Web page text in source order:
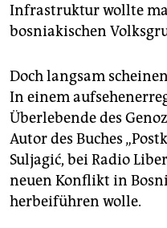
Infrastruktur wollte
bosniakischen
Doch langsam
In einem
Überlebende des
Autor des Buches
Suljagić, bei Radio
neuen Konflikt in
herbeiführen wolle.